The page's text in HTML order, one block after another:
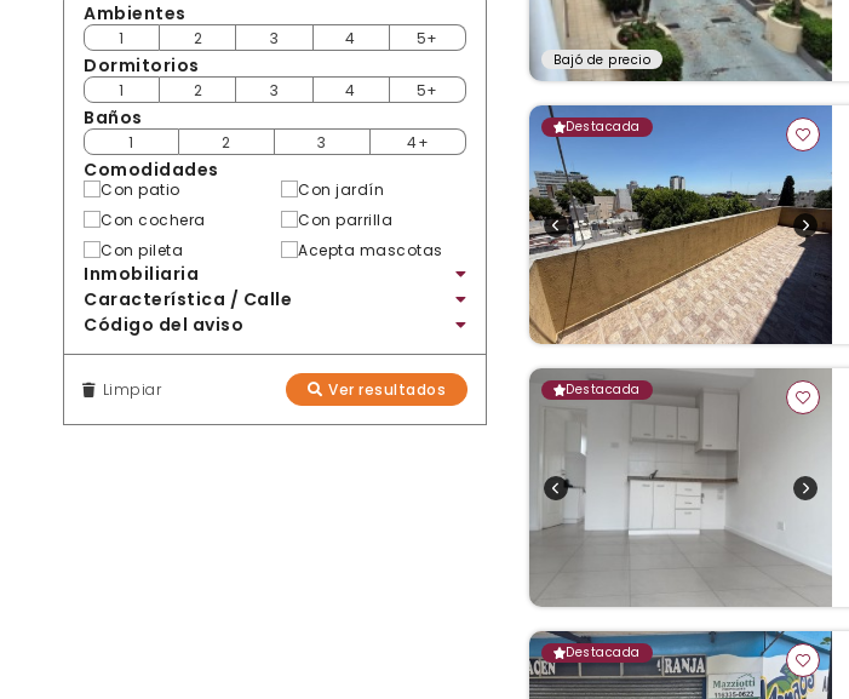
Ambientes
1 2 3 4 5+
Dormitorios
1 2 3 4 5+
Baños
1 2 3 4+
Comodidades
Con patio
Con jardín
Con cochera
Con parrilla
Con pileta
Acepta mascotas
Inmobiliaria
Característica / Calle
Código del aviso
Limpiar Ver resultados
Bajó de precio
Destacada
Destacada
Destacada